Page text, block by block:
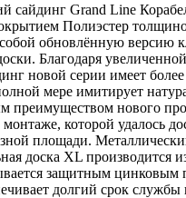
сайдинг Grand Line
Полиэстер
обновлённую версию
Благодаря
новой серии имеет
мере имитирует
преимуществом нового
которой удалось
площади.
доска XL производится
защитным цинковым
долгий срок службы